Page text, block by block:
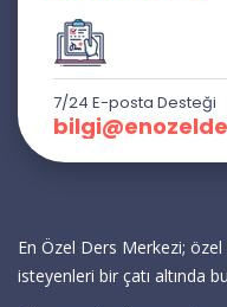
7/24 E-posta Desteği
En Özel Ders Merkezi;
isteyenleri bir çatı altında